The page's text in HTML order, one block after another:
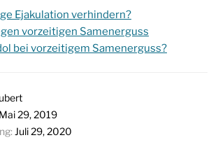
Ejakulation verhindern?
vorzeitigen Samenerguss
bei vorzeitigem Samenerguss?
Mai 29, 2019
Juli 29, 2020